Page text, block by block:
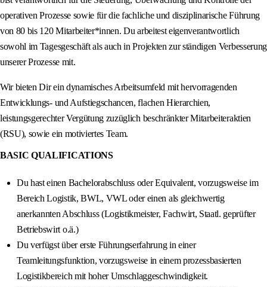
operativen Prozesse sowie für die fachliche und disziplinarische Führung
von 80 bis 120 Mitarbeiter*innen. Du arbeitest eigenverantwortlich
sowohl im Tagesgeschäft als auch in Projekten zur ständigen Verbesserung
unserer Prozesse mit.
Wir bieten Dir ein dynamisches Arbeitsumfeld mit hervorragenden
Entwicklungs- und Aufstiegschancen, flachen Hierarchien,
leistungsgerechter Vergütung zuzüglich beschränkter Mitarbeiteraktien
(RSU), sowie ein motiviertes Team.
BASIC QUALIFICATIONS
Du hast einen Bachelorabschluss oder Equivalent, vorzugsweise im
Bereich Logistik, BWL, VWL oder einen als gleichwertig
anerkannten Abschluss (Logistikmeister, Fachwirt, Staatl. geprüfter
Betriebswirt o.ä.)
Du verfügst über erste Führungserfahrung in einer
Teamleitungsfunktion, vorzugsweise in einem prozessbasierten
Logistikbereich mit hoher Umschlaggeschwindigkeit.